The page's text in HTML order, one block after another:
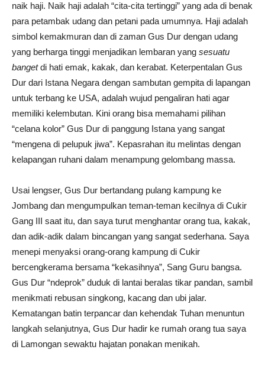
naik haji. Naik haji adalah “cita-cita tertinggi” yang ada di benak
para petambak udang dan petani pada umumnya. Haji adalah
simbol kemakmuran dan di zaman Gus Dur dengan udang
yang berharga tinggi menjadikan lembaran yang sesuatu
bangetdi hati emak, kakak, dan kerabat. Keterpentalan Gus
Dur dari Istana Negara dengan sambutan gempita di lapangan
untuk terbang ke USA, adalah wujud pengaliran hati agar
memiliki kelembutan. Kini orang bisa memahami pilihan
“celana kolor” Gus Dur di panggung Istana yang sangat
“mengena di pelupuk jiwa”. Kepasrahan itu melintas dengan
kelapangan ruhani dalam menampung gelombang massa.
Usai lengser, Gus Dur bertandang pulang kampung ke
Jombang dan mengumpulkan teman-teman kecilnya di Cukir
Gang III saat itu, dan saya turut menghantar orang tua, kakak,
dan adik-adik dalam bincangan yang sangat sederhana. Saya
menepi menyaksi orang-orang kampung di Cukir
bercengkerama bersama “kekasihnya”, Sang Guru bangsa.
Gus Dur “ndeprok” duduk di lantai beralas tikar pandan, sambil
menikmati rebusan singkong, kacang dan ubi jalar.
Kematangan batin terpancar dan kehendak Tuhan menuntun
langkah selanjutnya, Gus Dur hadir ke rumah orang tua saya
di Lamongan sewaktu hajatan ponakan menikah.